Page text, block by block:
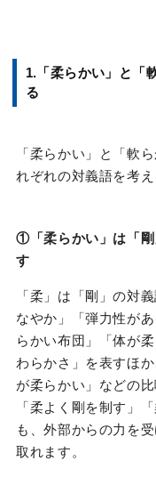
1.「柔らかい」と「
る
「柔らかい」と「軟
れぞれの対義語を考
①「柔らかい」は「
す
「柔」は「剛」の対
なやか」「弾力性が
らかい布団」「体が
わらかさ」を表すほ
が柔らかい」などの
「柔よく剛を制す」
も、外部からの力を
取れます。